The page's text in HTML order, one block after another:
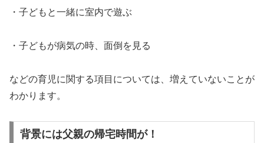
・子どもと一緒に室内で遊ぶ
・子どもが病気の時、面倒を見る
などの育児に関する項目については、増えていないことが
わかります。
背景には父親の帰宅時間が！